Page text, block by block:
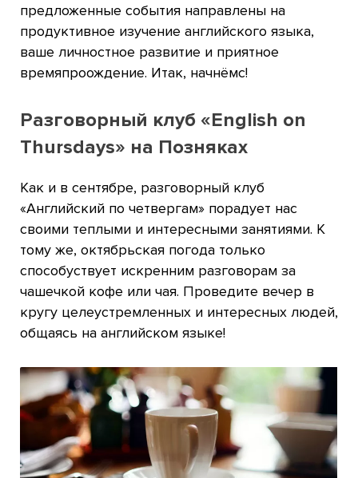
предложенные события направлены на
продуктивное изучение английского языка,
ваше личностное развитие и приятное
времяпроождение. Итак, начнёмс!
Разговорный клуб «English on
Thursdays» на Позняках
Как и в сентябре, разговорный клуб
«Английский по четвергам» порадует нас
своими теплыми и интересными занятиями. К
тому же, октябрьская погода только
способуствует искренним разговорам за
чашечкой кофе или чая. Проведите вечер в
кругу целеустремленных и интересных людей,
общаясь на английском языке!